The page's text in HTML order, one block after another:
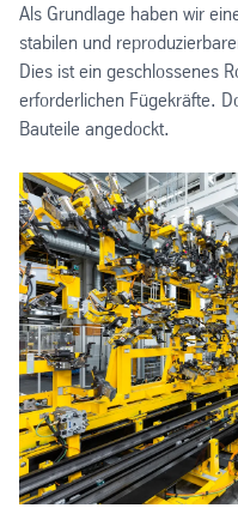
Als Grundlage haben wir
stabilen und
Dies ist ein geschlossenes
erforderlichen Fügekräfte.
Bauteile angedockt.